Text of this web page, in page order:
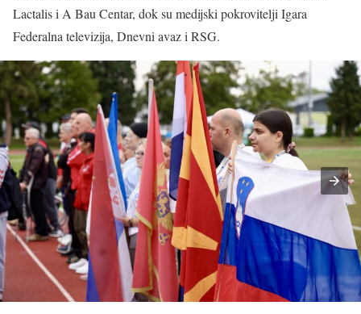
Lactalis i A Bau Centar, dok su medijski pokrovitelji Igara
Federalna televizija, Dnevni avaz i RSG.